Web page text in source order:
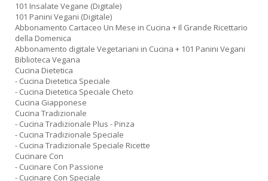
101 Insalate Vegane (Digitale)
101 Panini Vegani (Digitale)
Abbonamento Cartaceo Un Mese in Cucina + Il Grande Ricettario
della Domenica
Abbonamento digitale Vegetariani in Cucina + 101 Panini Vegani
Biblioteca Vegana
Cucina Dietetica
- Cucina Dietetica Speciale
- Cucina Dietetica Speciale Cheto
Cucina Giapponese
Cucina Tradizionale
- Cucina Tradizionale Plus - Pinza
- Cucina Tradizionale Speciale
- Cucina Tradizionale Speciale Ricette
Cucinare Con
- Cucinare Con Passione
- Cucinare Con Speciale